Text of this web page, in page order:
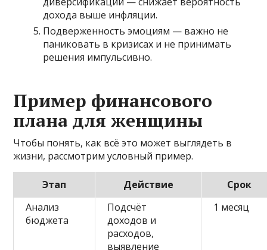
дохода выше инфляции.
Подверженность эмоциям — важно не
паниковать в кризисах и не принимать
решения импульсивно.
Пример финансового
плана для женщины
Чтобы понять, как всё это может выглядеть в
жизни, рассмотрим условный пример.
Этап Действие
Срок
Анализ
бюджета
Подсчёт
доходов и
расходов,
выявление
1 месяц